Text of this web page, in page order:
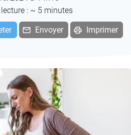
: ~ 5 minutes
Envoyer Imprimer